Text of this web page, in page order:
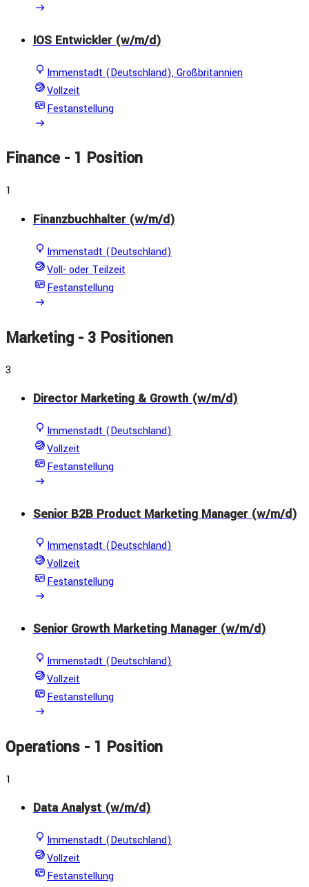
IOS Entwickler (w/m/d)
Immenstadt (Deutschland), Großbritannien
Vollzeit
Festanstellung
Finance - 1 Position
1
Finanzbuchhalter (w/m/d)
Immenstadt (Deutschland)
Voll- oder Teilzeit
Festanstellung
Marketing - 3 Positionen
3
Director Marketing & Growth (w/m/d)
Immenstadt (Deutschland)
Vollzeit
Festanstellung
Senior B2B Product Marketing Manager (w/m/d)
Immenstadt (Deutschland)
Vollzeit
Festanstellung
Senior Growth Marketing Manager (w/m/d)
Immenstadt (Deutschland)
Vollzeit
Festanstellung
Operations - 1 Position
1
Data Analyst (w/m/d)
Immenstadt (Deutschland)
Vollzeit
Festanstellung